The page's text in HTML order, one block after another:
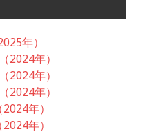
年）
2024年）
2024年）
2024年）
年）
年）